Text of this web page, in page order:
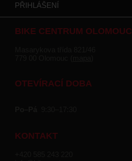
PŘIHLÁŠENÍ
BIKE CENTRUM OLOMOUC
OTEVÍRACÍ DOBA
KONTAKT